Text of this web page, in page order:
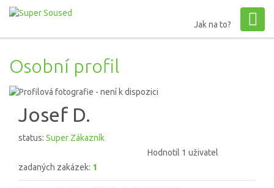
Jak na to?
Osobní profil
Josef D.
status: Super Zákazník
Hodnotil 1 uživatel
zadaných zakázek: 1